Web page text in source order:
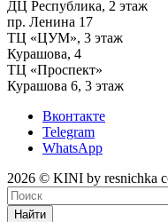
ДЦ Республика, 2 этаж
‌‌пр. Ленина 17
‌ТЦ «ЦУМ», 3 этаж
‌Курашова, 4
ТЦ «Проспект»
Курашова 6, 3 этаж
Вконтакте
Telegram
WhatsApp
2026 © KINI by resnichka
Найти